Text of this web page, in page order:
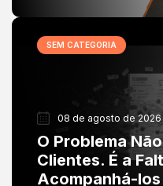
SEM CATEGORIA
08 de agosto de 2026
O Problema
Clientes. É a
Acompanhá-los